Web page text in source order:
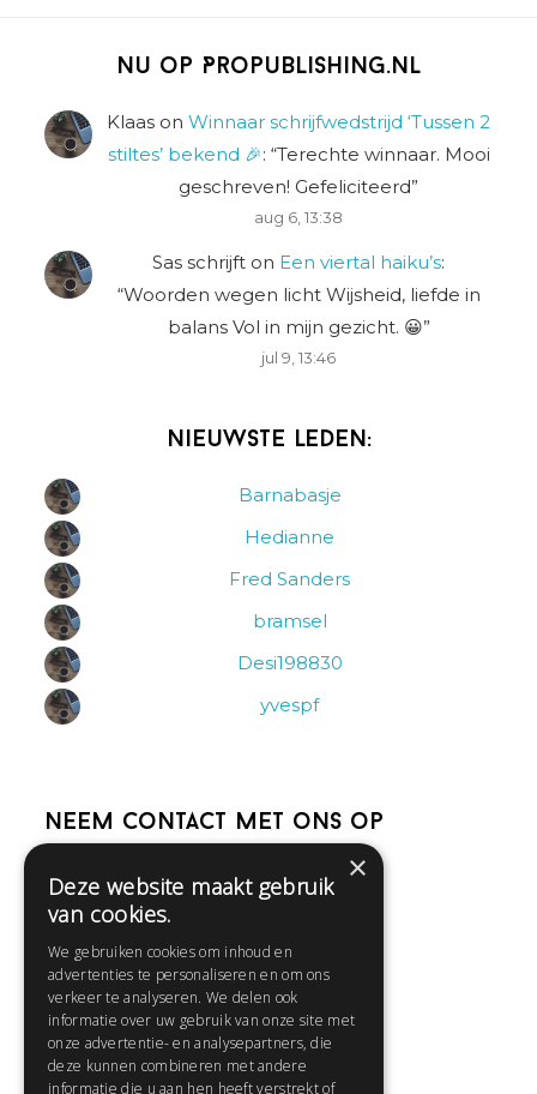
Nu op Propublishing.nl
Klaas on Winnaar schrijfwedstrijd ‘Tussen 2
stiltes’ bekend 🎉: “Terechte winnaar. Mooi
geschreven! Gefeliciteerd”
aug 6, 13:38
Sas schrijft on Een viertal haiku’s:
“Woorden wegen licht Wijsheid, liefde in
balans Vol in mijn gezicht. 😀”
jul 9, 13:46
Nieuwste leden:
Barnabasje
Hedianne
Fred Sanders
bramsel
Desi198830
yvespf
Neem contact met ons op
Help
Contact
Huisregels
Snel naar:
×
Deze website maakt gebruik
van cookies.
We gebruiken cookies om inhoud en
advertenties te personaliseren en om ons
verkeer te analyseren. We delen ook
informatie over uw gebruik van onze site met
onze advertentie- en analysepartners, die
deze kunnen combineren met andere
informatie die u aan hen heeft verstrekt of